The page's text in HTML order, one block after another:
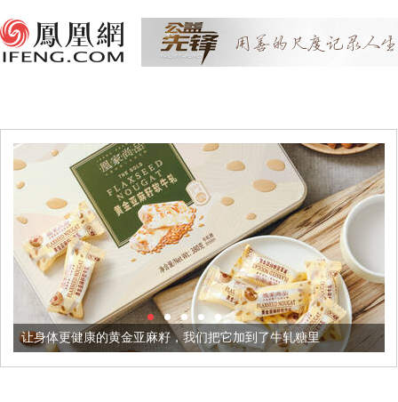
黄金亚麻籽，我们把它加到了牛轧糖里 被列入佛家七宝的